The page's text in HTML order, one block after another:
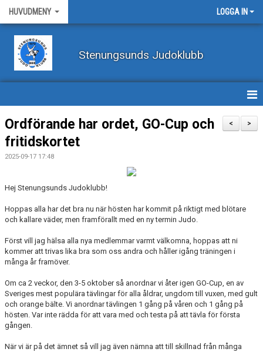
HUVUDMENY LOGGA IN
Stenungsunds Judoklubb
HEM
FÖRBUNDSNYHETER
BÖRJA TRÄNA JUDO
BLI MEDLEM
VECKOSCHEMA
>
<
Ordförande har ordet, GO-Cup och
fritidskortet
2025-09-17 17:48
Hej Stenungsunds Judoklubb!
Hoppas alla har det bra nu när hösten har kommit på riktigt med blötare
och kallare väder, men framförallt med en ny termin Judo.
Först vill jag hälsa alla nya medlemmar varmt välkomna, hoppas att ni
kommer att trivas lika bra som oss andra och håller igång träningen i
många år framöver.
Om ca 2 veckor, den 3-5 oktober så anordnar vi åter igen GO-Cup, en av
Sveriges mest populära tävlingar för alla åldrar, ungdom till vuxen, med gult
och orange bälte. Vi anordnar tävlingen 1 gång på våren och 1 gång på
hösten. Var inte rädda för att vara med och testa på att tävla för första
gången.
När vi är på det ämnet så vill jag även nämna att till skillnad från många